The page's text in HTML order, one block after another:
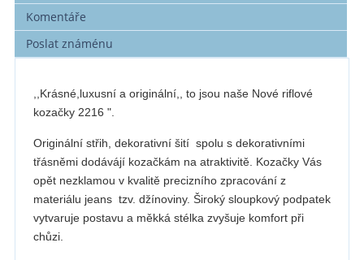
Komentáře
Poslat známénu
,,Krásné,luxusní a originální,, to jsou naše Nové riflové
kozačky 2216 ".
Originální střih, dekorativní šití spolu s dekorativními
třásněmi dodávájí kozačkám na atraktivitě. Kozačky Vás
opět nezklamou v kvalitě precizního zpracování z
materiálu jeans tzv. džínoviny. Široký sloupkový podpatek
vytvaruje postavu a měkká stélka zvyšuje komfort při
chůzi.